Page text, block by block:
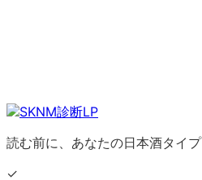
読む前に、あなたの日本酒タイ
✓